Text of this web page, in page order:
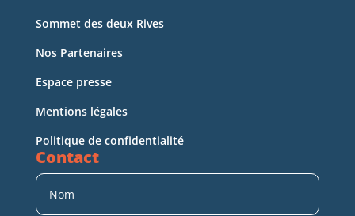
Sommet des deux Rives
Nos Partenaires
Espace presse
Mentions légales
Politique de confidentialité
Contact